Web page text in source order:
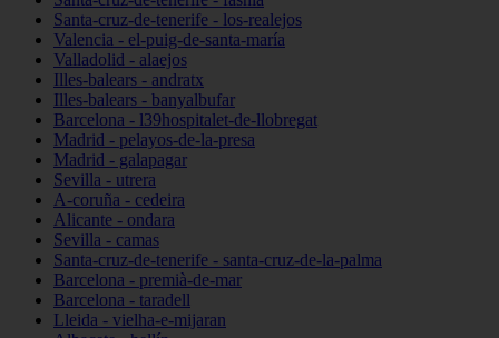
Santa-cruz-de-tenerife - los-realejos
Valencia - el-puig-de-santa-maría
Valladolid - alaejos
Illes-balears - andratx
Illes-balears - banyalbufar
Barcelona - l39hospitalet-de-llobregat
Madrid - pelayos-de-la-presa
Madrid - galapagar
Sevilla - utrera
A-coruña - cedeira
Alicante - ondara
Sevilla - camas
Santa-cruz-de-tenerife - santa-cruz-de-la-palma
Barcelona - premià-de-mar
Barcelona - taradell
Lleida - vielha-e-mijaran